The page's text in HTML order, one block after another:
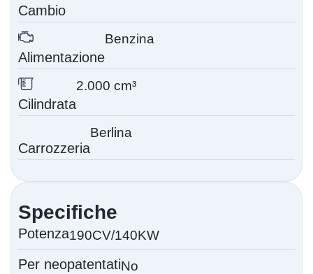
Cambio
Alimentazione
Benzina
Cilindrata
2.000 cm³
Carrozzeria
Berlina
Specifiche
Potenza190CV/140KW
Per neopatentatiNo